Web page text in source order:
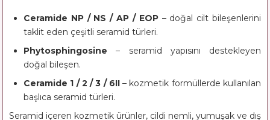
Ceramide NP / NS / AP / EOP– doğal cilt bileşenlerini
taklit eden çeşitli seramid türleri.
Phytosphingosine – seramid yapısını destekleyen
doğal bileşen.
Ceramide 1 / 2 / 3 / 6II– kozmetik formüllerde kullanılan
başlıca seramid türleri.
Seramid içeren kozmetik ürünler, cildi nemli, yumuşak ve dış